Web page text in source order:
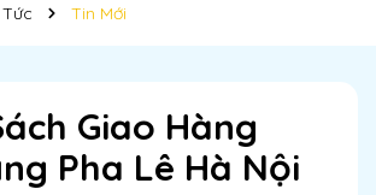
Tin Mới
Giao Hàng
Pha Lê Hà Nội